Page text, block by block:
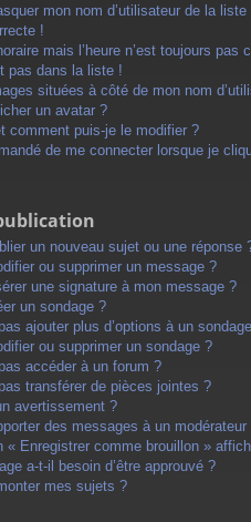
mon nom d’utilisateur de la
!
mais l’heure n’est toujours pas
pas dans la liste !
situées à côté de mon nom
un avatar ?
comment puis-je le modifier ?
de me connecter lorsque je
un nouveau sujet ou une réponse
ou supprimer un message ?
une signature à mon message ?
un sondage ?
ajouter plus d’options à un
ou supprimer un sondage ?
accéder à un forum ?
transférer de pièces jointes ?
avertissement ?
des messages à un modérateur
« Enregistrer comme brouillon »
a-t-il besoin d’être approuvé ?
mes sujets ?